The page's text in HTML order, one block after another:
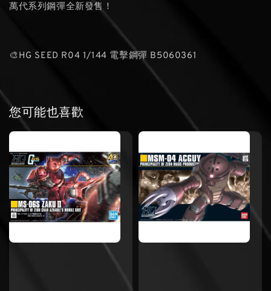
萬代系列鋼彈全新發售！
🎨HG SEED R04 1/144 電擊鋼彈 B5060361
您可能也喜歡